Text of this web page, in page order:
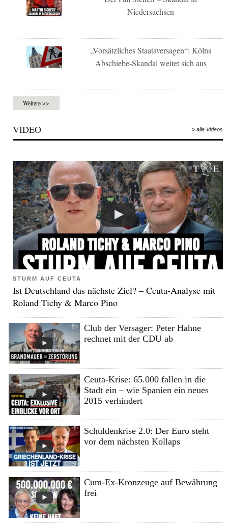
Niedersachsen
„Vorsätzliches Staatsversagen“: Kölns
Abschiebe-Skandal weitet sich aus
Weitere >>
VIDEO » alle Videos
STURM AUF CEUTA
Ist Deutschland das nächste Ziel? – Ceuta-Analyse mit
Roland Tichy & Marco Pino
Club der Versager: Peter Hahne
rechnet mit der CDU ab
Ceuta-Krise: 65.000 fallen in die
Stadt ein – wie Spanien ein neues
2015 verhindert
Schuldenkrise 2.0: Der Euro steht
vor dem nächsten Kollaps
Cum-Ex-Kronzeuge auf Bewährung
frei